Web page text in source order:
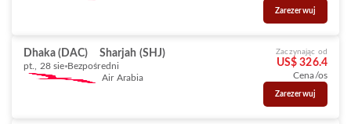
Zarezerwuj
Dhaka (DAC) Sharjah (SHJ)
pt., 28 sie Bezpośredni
Air Arabia
Zaczynając od
US$ 326.4
Cena/os
Zarezerwuj